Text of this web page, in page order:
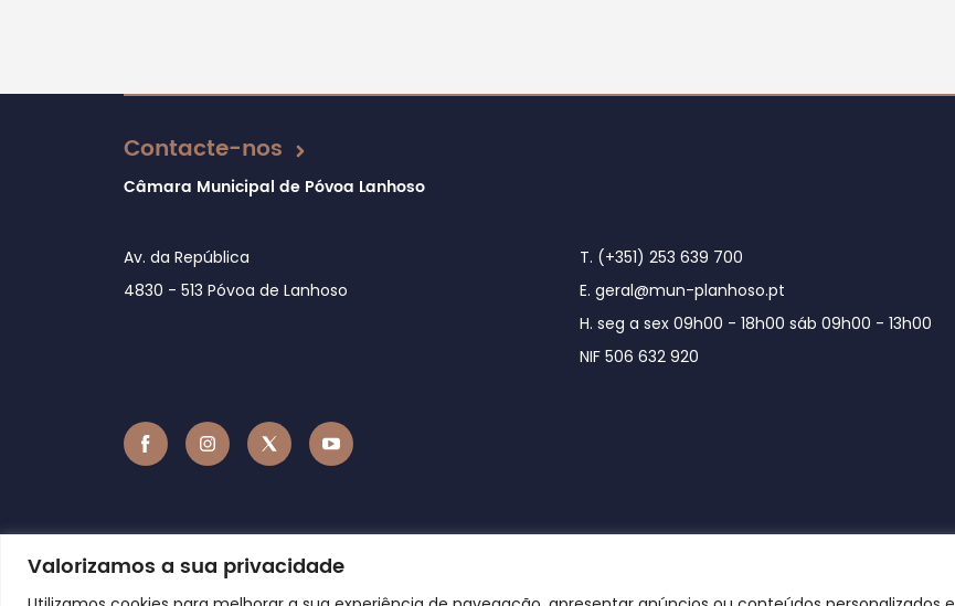
Valorizamos a sua privacidade
Atualizado em 22/01/2025
Contacte-nos
Câmara Municipal de Póvoa Lanhoso
Av. da República
4830 - 513 Póvoa de Lanhoso
T. (+351) 253 639 700
E. geral@mun-planhoso.pt
H. seg a sex 09h00 - 18h00 sáb 09h00 - 13h00
NIF 506 632 920